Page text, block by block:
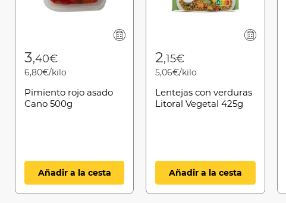
3,40€
6,80€/kilo
Pimiento rojo asado
Cano 500g
Añadir a la cesta
2,15€
5,06€/kilo
Lentejas con verduras
Litoral Vegetal 425g
Añadir a la cesta